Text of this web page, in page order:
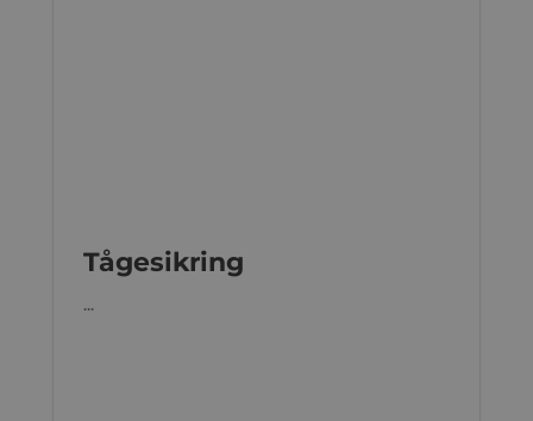
Tågesikring
...